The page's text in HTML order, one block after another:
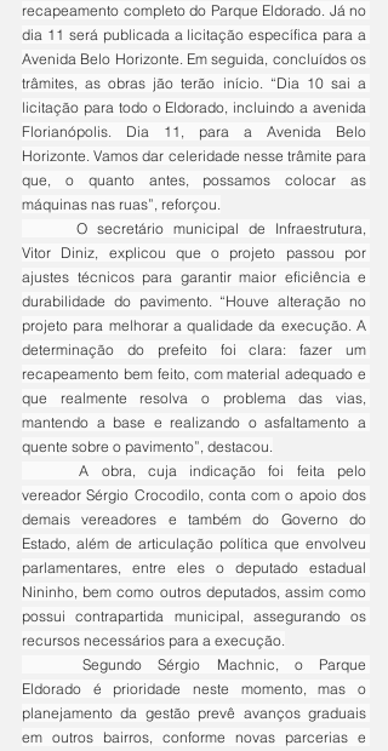
recapeamento completo do Parque Eldorado. Já no
dia 11 será publicada a licitação específica para a
Avenida Belo Horizonte. Em seguida, concluídos os
trâmites, as obras jão terão início. “Dia 10 sai a
licitação para todo o Eldorado, incluindo a avenida
Florianópolis. Dia 11, para a Avenida Belo
Horizonte. Vamos dar celeridade nesse trâmite para
que, o quanto antes, possamos colocar as
máquinas nas ruas”, reforçou.
Vitor Diniz, explicou que o projeto passou por
ajustes técnicos para garantir maior eficiência e
durabilidade do pavimento. “Houve alteração no
projeto para melhorar a qualidade da execução. A
determinação do prefeito foi clara: fazer um
recapeamento bem feito, com material adequado e
que realmente resolva o problema das vias,
mantendo a base e realizando o asfaltamento a
quente sobre o pavimento”, destacou.
	A obra, cuja indicação foi feita pelo
vereador Sérgio Crocodilo, conta com o apoio dos
demais vereadores e também do Governo do
Estado, além de articulação política que envolveu
parlamentares, entre eles o deputado estadual
Nininho, bem como outros deputados, assim como
possui contrapartida municipal, assegurando os
recursos necessários para a execução.
	Segundo Sérgio Machnic, o Parque
Eldorado é prioridade neste momento, mas o
planejamento da gestão prevê avanços graduais
em outros bairros, conforme novas parcerias e